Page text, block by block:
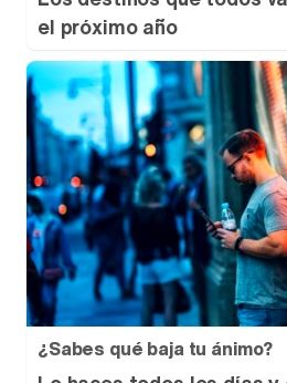
el próximo año
¿Sabes qué baja tu ánimo?